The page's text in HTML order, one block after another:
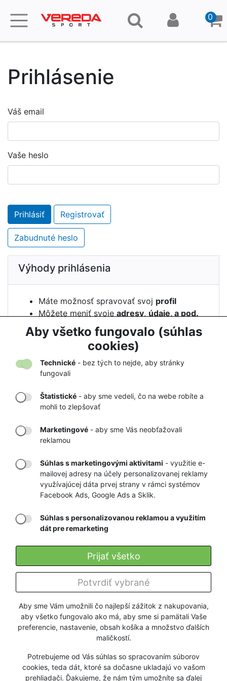
Aby všetko fungovalo (súhlas
cookies)
Aby sme Vám umožnili čo najlepší zážitok z nakupovania,
aby všetko fungovalo ako má, aby sme si pamätali Vaše
preferencie, nastavenie, obsah košíka a množstvo ďalších
maličkostí.
Potrebujeme od Vás súhlas so spracovaním súborov
cookies, teda dát, ktoré sa dočasne ukladajú vo vašom
prehliadači. Ďakujeme, že nám tým umožníte sa ďalej
Technické - bez tých to nejde, aby stránky
fungovali
Štatistické - aby sme vedeli, čo na webe robíte a
mohli to zlepšovať
Marketingové - aby sme Vás neobťažovali
reklamou
Súhlas s marketingovými aktivitami - využitie e-
mailovej adresy na účely personalizovanej reklamy
využívajúcej dáta prvej strany v rámci systémov
Facebook Ads, Google Ads a Sklik.
Súhlas s personalizovanou reklamou a využitím
dát pre remarketing
Potvrdiť vybrané
Prijať všetko
0
Prihlásenie
Váš email
Vaše heslo
Prihlásiť Registrovať
Zabudnuté heslo
Výhody prihlásenia
Máte možnosť spravovať svoj profil
Môžete meniť svoje adresy, údaje, a pod.
Vidítehistóriu svojich
objednávok
Môžete si nechaťstrážiť cenu
TOVARU AŽ K
VÁM DOMOV
OBCHOD
RÝCHLE
DORUČENIE
GARANCIA
NAJNIŽŠÍCH CIEN
Firmy a organizácie